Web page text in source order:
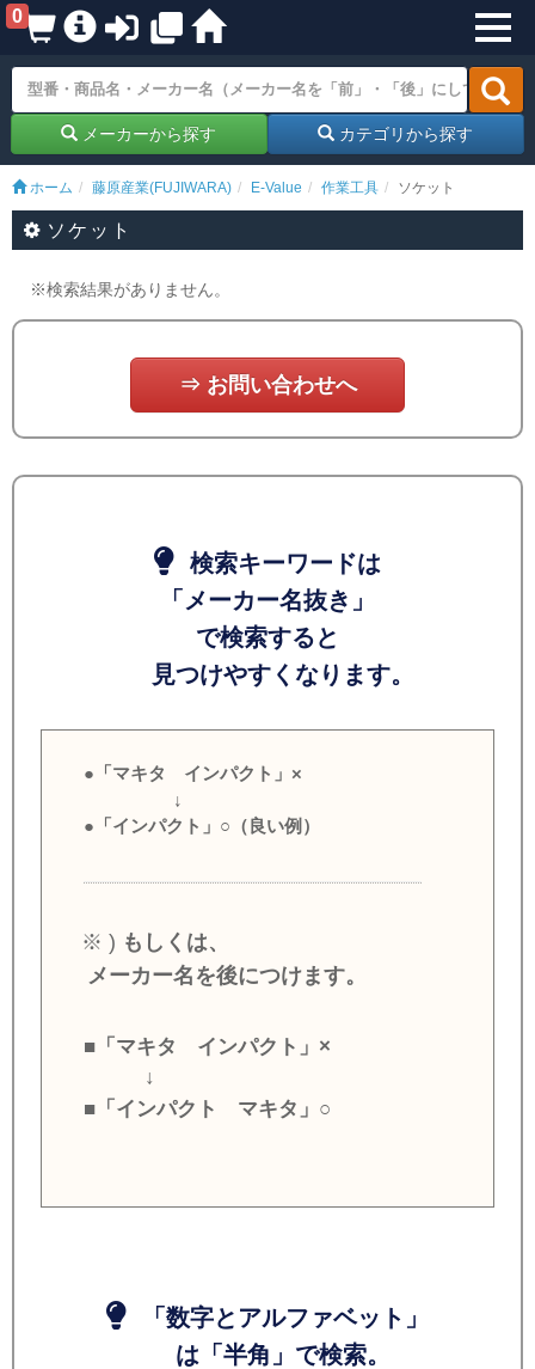
0
メーカーから探す カテゴリから探す
ホーム 藤原産業(FUJIWARA) E-Value 作業工具 ソケット
ソケット
※検索結果がありません。
⇒ お問い合わせへ
検索キーワードは
「メーカー名抜き」
で検索すると
見つけやすくなります。
●「マキタ インパクト」×
↓
●「インパクト」○（良い例）
※ ) もしくは、
メーカー名を後につけます。
■「マキタ インパクト」×
↓
■「インパクト マキタ」○
「数字とアルファベット」
は「半角」で検索。